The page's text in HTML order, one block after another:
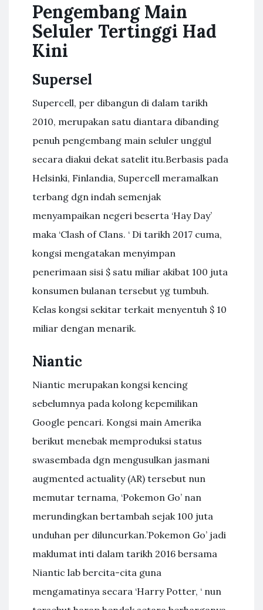
Pengembang Main
Seluler Tertinggi Had
Kini
Supersel
Supercell, per dibangun di dalam tarikh
2010, merupakan satu diantara dibanding
penuh pengembang main seluler unggul
secara diakui dekat satelit itu.Berbasis pada
Helsinki, Finlandia, Supercell meramalkan
terbang dgn indah semenjak
menyampaikan negeri beserta ‘Hay Day’
maka ‘Clash of Clans. ‘ Di tarikh 2017 cuma,
kongsi mengatakan menyimpan
penerimaan sisi $ satu miliar akibat 100 juta
konsumen bulanan tersebut yg tumbuh.
Kelas kongsi sekitar terkait menyentuh $ 10
miliar dengan menarik.
Niantic
Niantic merupakan kongsi kencing
sebelumnya pada kolong kepemilikan
Google pencari. Kongsi main Amerika
berikut menebak memproduksi status
swasembada dgn mengusulkan jasmani
augmented actuality (AR) tersebut nun
memutar ternama, ‘Pokemon Go’ nan
merundingkan bertambah sejak 100 juta
unduhan per diluncurkan.’Pokemon Go’ jadi
maklumat inti dalam tarikh 2016 bersama
Niantic lab bercita-cita guna
mengamatinya secara ‘Harry Potter, ‘ nun